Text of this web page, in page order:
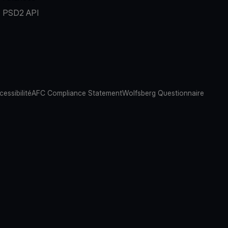
PSD2 API
AFC Compliance StatementWolfsberg Questionnaire